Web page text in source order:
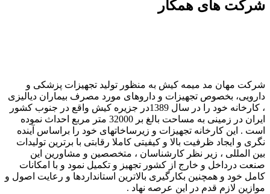
شرکت های همکار
شرکت مهان مد میمه کیش به منظور تولید تجهیزات پزشکی و
دارویی، بخصوص تجهیزات و داروهای مورد مصرف بیماران دیالیزی
، کارخانه خود را در سال 1389در جزیره کیش واقع در جنوب کشور
ایران در زمینی به مساحت بالغ بر 32000 متر مربع احداث نموده
است . این کارخانه تجهیزات و زیرساخاتهای خود را براساس آینده
نگری و ایجاد ظرفیت بالا و کیفیتی کاملا رقابتی با برترین تولیدات
بین المللی ، زیر نظر کارشناسان ، متخصصین و مشاورین این
صنعت درداخل و خارج از کشور تجهیز و تکمیل نمود و با امکانات
کامل خود و همچنین بکارگیری بالاترین استانداردها و رعایت اصول و
موازین لازم قدم در این عرصه نهاد .